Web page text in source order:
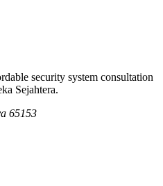
security system consultation
Sejahtera.
65153